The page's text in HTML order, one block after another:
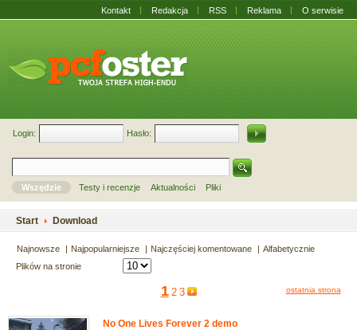
Kontakt Redakcja RSS Reklama O serwisie
Login: Hasło:
Wszędzie Testy i recenzje Aktualności Pliki
Start Download
Najnowsze Najpopularniejsze Najczęściej komentowane
Alfabetycznie
Plików na stronie
1 2 3 ostatnia strona
No One Lives Forever 2 demo